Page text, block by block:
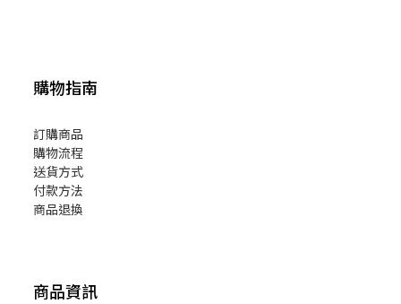
購物指南
訂購商品
購物流程
送貨方式
付款方法
商品退換
商品資訊